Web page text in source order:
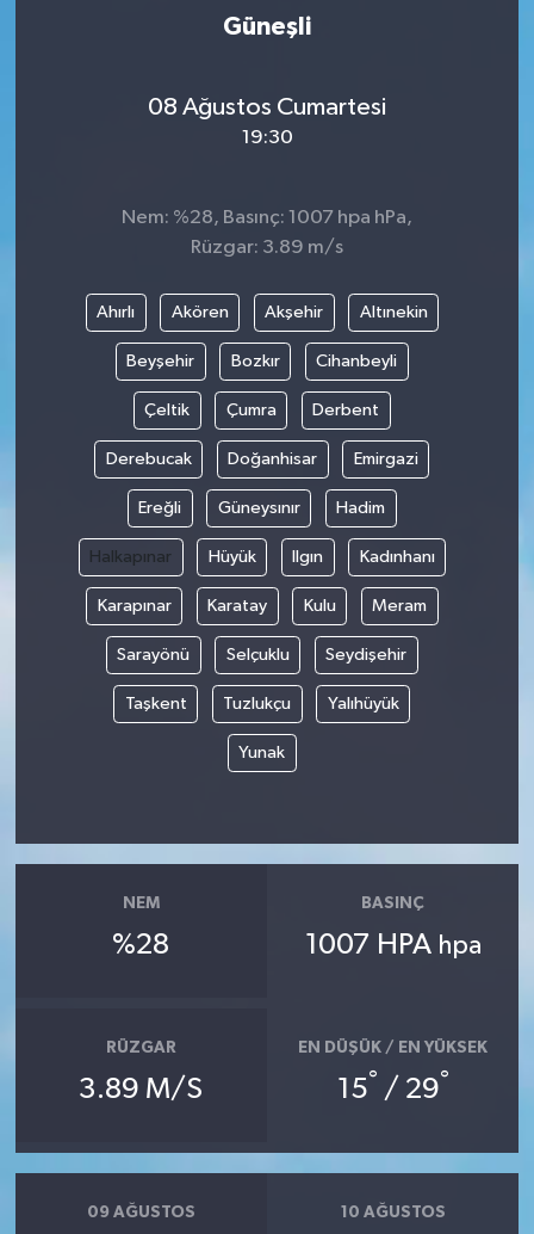
Güneşli
08 Ağustos Cumartesi
19:30
Nem: %28, Basınç: 1007 hpa hPa,
Rüzgar: 3.89 m/s
Ahırlı Akören Akşehir Altınekin
Beyşehir Bozkır Cihanbeyli
Çeltik Çumra Derbent
Derebucak Doğanhisar Emirgazi
Ereğli Güneysınır Hadim
Halkapınar Hüyük Ilgın Kadınhanı
Karapınar Karatay Kulu Meram
Sarayönü Selçuklu Seydişehir
Taşkent Tuzlukçu Yalıhüyük
Yunak
NEM
%28
BASINÇ
1007 HPA hpa
RÜZGAR
3.89 M/S
EN DÜŞÜK / EN YÜKSEK
15° / 29°
09 AĞUSTOS 10 AĞUSTOS